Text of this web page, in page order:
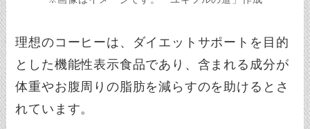
理想のコーヒーは、ダイエットサポートを目的
とした機能性表示食品であり、含まれる成分が
体重やお腹周りの脂肪を減らすのを助けるとさ
れています。